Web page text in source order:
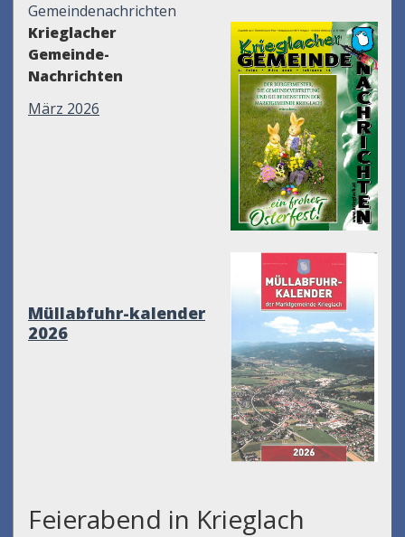
Gemeindenachrichten
Krieglacher
Gemeinde-
Nachrichten
März 2026
Müllabfuhr-kalender
2026
Feierabend in Krieglach